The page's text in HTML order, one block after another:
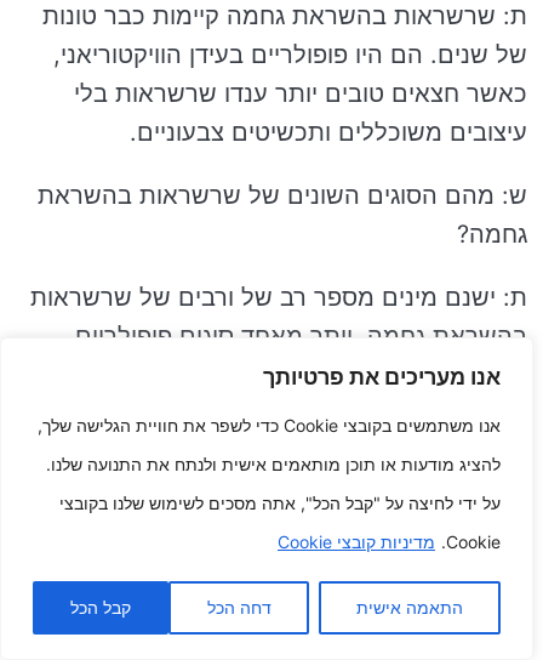
אנו מעריכים את פרטיותך
אנו משתמשים בקובצי Cookie כדי לשפר את חוויית הגלישה שלך,
להציג מודעות או תוכן מותאמים אישית ולנתח את התנועה שלנו.
על ידי לחיצה על "קבל הכל", אתה מסכים לשימוש שלנו בקובצי
Cookie. מדיניות קובצי Cookie
התאמה אישית דחה הכל קבל הכל
ת: שרשראות בהשראת גחמה קיימות כבר טונות
של שנים. הם היו פופולריים בעידן הוויקטוריאני,
כאשר חצאים טובים יותר ענדו שרשראות בלי
עיצובים משוכללים ותכשיטים צבעוניים.
ש: מהם הסוגים השונים של שרשראות בהשראת
גחמה?
ת: ישנם מינים מספר רב של ורבים של שרשראות
בהשראת גחמה. יותר מאחד סוגים פופולריים
כוללים:
שרשראות שכבות
שרשראות נברשת